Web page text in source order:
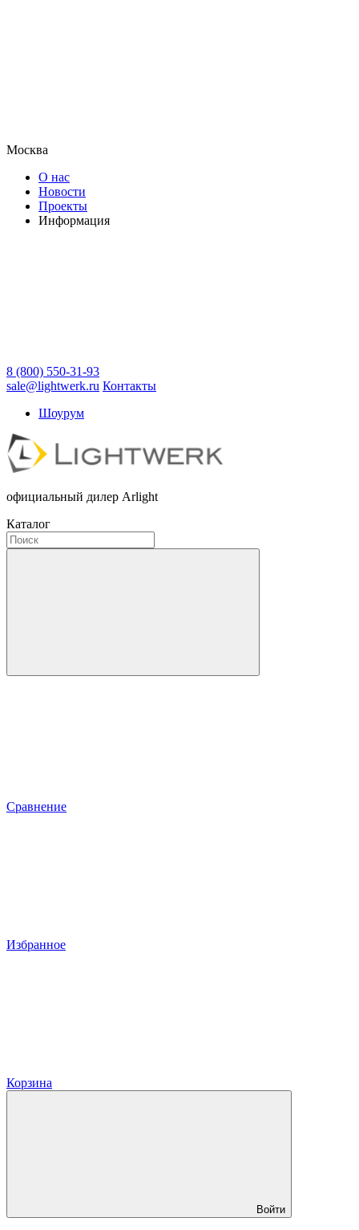
Москва
О нас
Новости
Проекты
Информация
8 (800) 550-31-93
sale@lightwerk.ru Контакты
Шоурум
официальный дилер Arlight
Каталог
Сравнение
Избранное
Корзина
Войти